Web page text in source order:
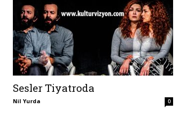
Sesler Tiyatroda
Nil Yurda 0